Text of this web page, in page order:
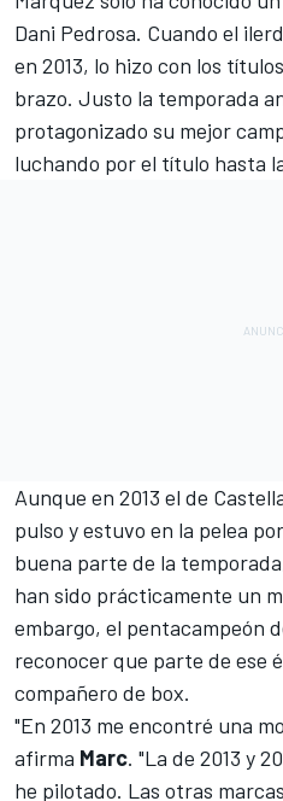
Dani Pedrosa. Cuando el
en 2013, lo hizo con los
brazo. Justo la temporada
protagonizado su mejor
luchando por el título hasta
Aunque en 2013 el de
pulso y estuvo en la pelea
buena parte de la
han sido prácticamente un
embargo, el pentacampeón
reconocer que parte de ese
compañero de box.
"En 2013 me encontré una
afirma Marc. "La de 2013 y
he pilotado. Las otras